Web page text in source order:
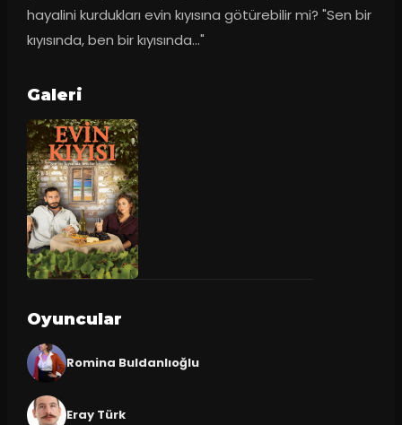
hayalini kurdukları evin kıyısına götürebilir mi? "Sen bir
kıyısında, ben bir kıyısında…"
Galeri
Oyuncular
Romina Buldanlıoğlu
Eray Türk